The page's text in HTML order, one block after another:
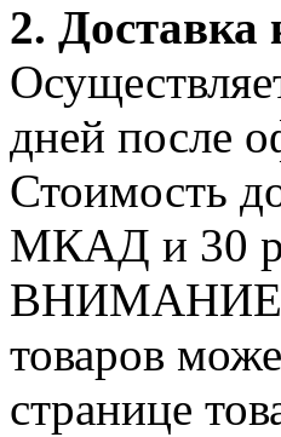
2. Доставка
дней после
Стоимость
МКАД и 30
ВНИМАНИЕ!
товаров
странице